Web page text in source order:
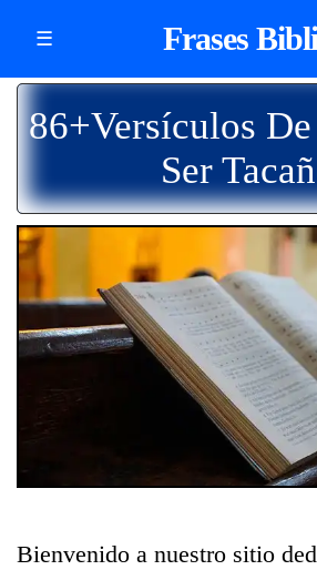
☰ Frases
86+Versículos
Ser
Bienvenido a nuestro sitio